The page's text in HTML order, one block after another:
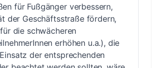
für Fußgänger verbessern,
der Geschäftsstraße fördern,
die schwächeren
erhöhen u.a.), die
der entsprechenden